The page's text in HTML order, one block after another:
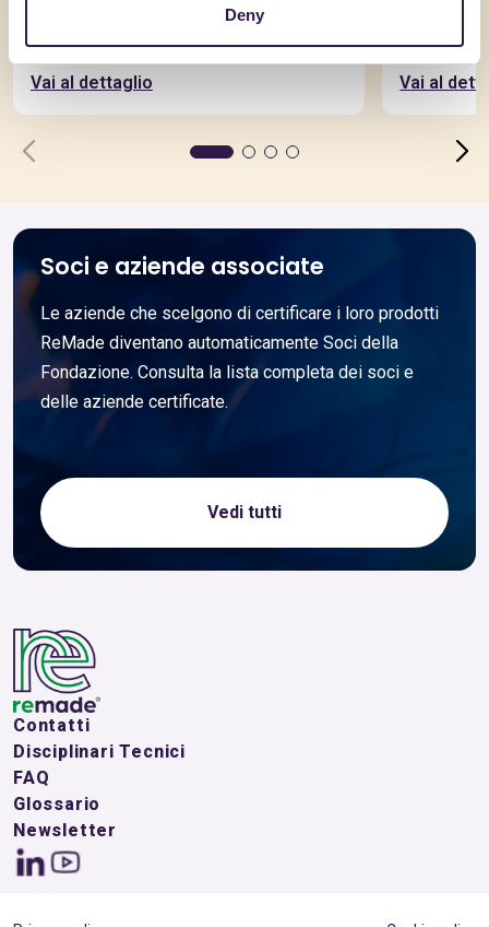
Deny
Vai al dettaglio Vai al
Soci e aziende associate
Le aziende che scelgono di certificare i loro prodotti
ReMade diventano automaticamente Soci della
Fondazione. Consulta la lista completa dei soci e
delle aziende certificate.
Vedi tutti
Contatti
Disciplinari Tecnici
FAQ
Glossario
Newsletter